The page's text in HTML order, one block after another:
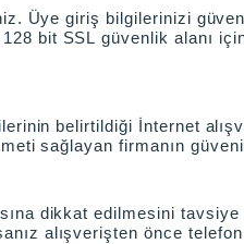
giriş bilgilerinizi
bit SSL güvenlik alanı
belirtildiği İnternet
sağlayan firmanın
dikkat edilmesini
alışverişten önce